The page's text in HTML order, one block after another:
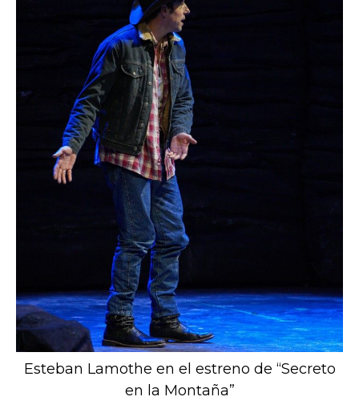
Esteban Lamothe en el estreno de “Secreto
en la Montaña”